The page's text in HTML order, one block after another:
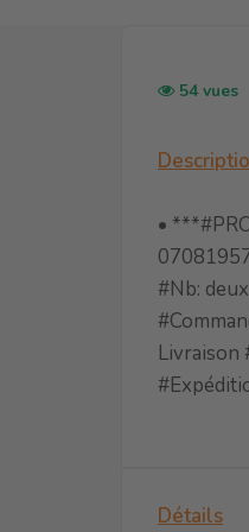
54 vues
•
#Nb:
Livraison
Détails